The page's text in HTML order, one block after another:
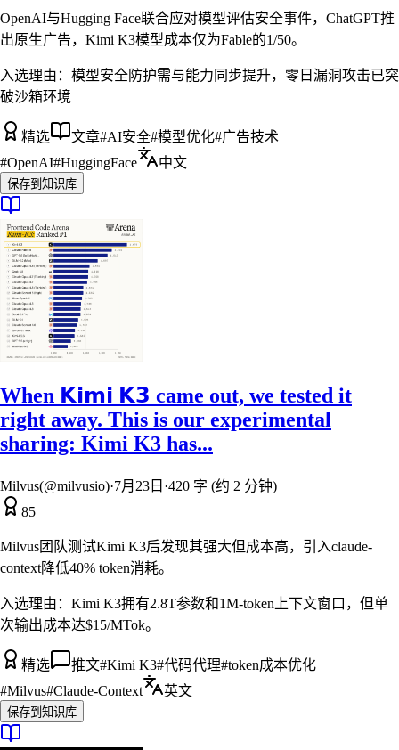
OpenAI与Hugging Face联合应对模型评估安全事件，ChatGPT推
出原生广告，Kimi K3模型成本仅为Fable的1/50。
入选理由： 模型安全防护需与能力同步提升，零日漏洞攻击已突
破沙箱环境
精选 文章#AI安全#模型优化#广告技术
#OpenAI#HuggingFace 中文
保存到知识库
When 𝗞𝗶𝗺𝗶 𝗞𝟯 came out, we tested it
right away. This is our experimental
sharing: Kimi K3 has...
Milvus(@milvusio)·7月23日 ·420 字 (约 2 分钟)
85
Milvus团队测试Kimi K3后发现其强大但成本高，引入claude-
context降低40% token消耗。
入选理由： Kimi K3拥有2.8T参数和1M-token上下文窗口，但单
次输出成本达$15/MTok。
精选 推文#Kimi K3#代码代理#token成本优化
#Milvus#Claude-Context 英文
保存到知识库